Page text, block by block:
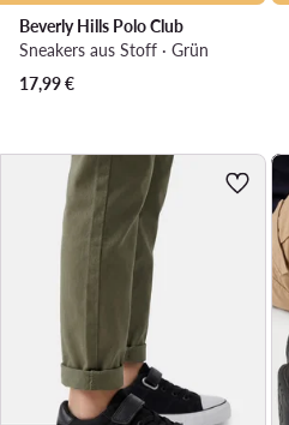
Beverly Hills Polo Club
Sneakers aus Stoff · Grün
17,99€